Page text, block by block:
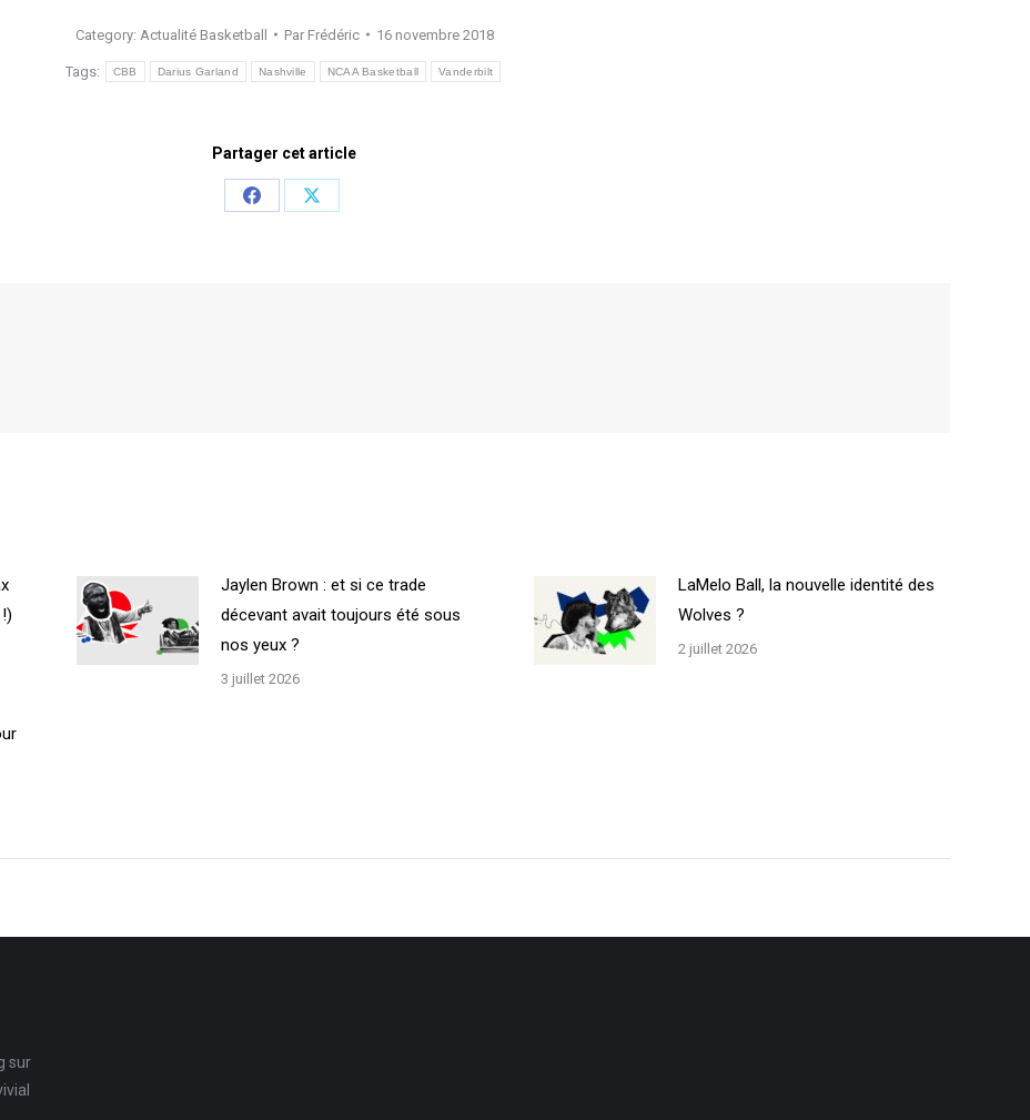
Category: Actualité Basketball Par Frédéric 16 novembre 2018
Tags: CBB Darius Garland Nashville NCAA Basketball Vanderbilt
Partager cet article
Share
Share
Jaylen Brown : et si ce trade
décevant avait toujours été sous
nos yeux ?
3 juillet 2026
LaMelo Ball, la nouvelle identité des
Wolves ?
2 juillet 2026
sur